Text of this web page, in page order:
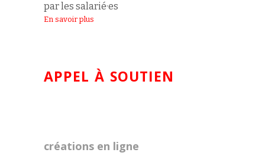
par les salarié·es
En savoir plus
APPEL À SOUTIEN
créations en ligne